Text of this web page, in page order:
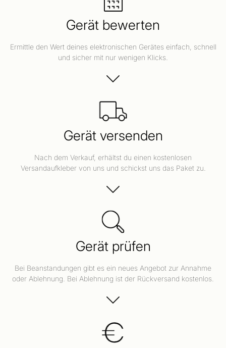
Gerät bewerten
Ermittle den Wert deines elektronischen Gerätes einfach, schnell
und sicher mit nur wenigen Klicks.
Gerät versenden
Nach dem Verkauf, erhältst du einen kostenlosen
Versandaufkleber von uns und schickst uns das Paket zu.
Gerät prüfen
Bei Beanstandungen gibt es ein neues Angebot zur Annahme
oder Ablehnung. Bei Ablehnung ist der Rückversand kostenlos.